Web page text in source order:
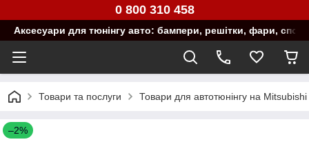
0 800 310 458
Аксесуари для тюнінгу авто: бампери, решітки, фари,
Товари та послуги Товари для автотюнінгу на Mitsubishi
–2%